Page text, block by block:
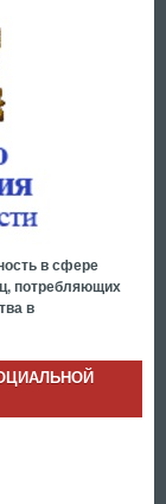
в сфере
потребляющих
в